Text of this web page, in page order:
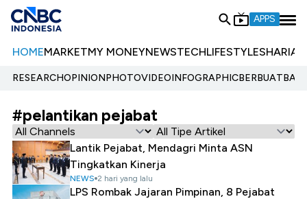
APPS
HOMEMARKETMY MONEYNEWSTECHLIFESTYLESHARIA
RESEARCHOPINIONPHOTOVIDEOINFOGRAPHIC
#pelantikan pejabat
Lantik Pejabat, Mendagri Minta ASN
Tingkatkan Kinerja
NEWS 2 hari yang lalu
LPS Rombak Jajaran Pimpinan, 8 Pejabat